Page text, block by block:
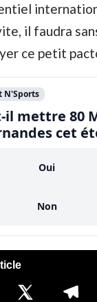
il faudra
ce petit
N'Sports
il mettre 80
cet
Oui
Non